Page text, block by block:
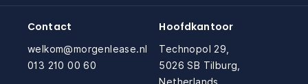
Contact
welkom@morgenlease.nl
013 210 00 60
Hoofdkantoor
Technopol 29,
5026 SB Tilburg,
Netherlands